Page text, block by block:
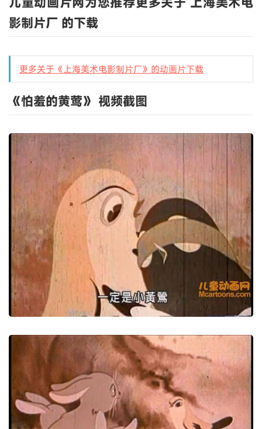
影制片厂 的下载
更多关于《上海美术电影制片厂》的动画片下载
《怕羞的黄莺》 视频截图